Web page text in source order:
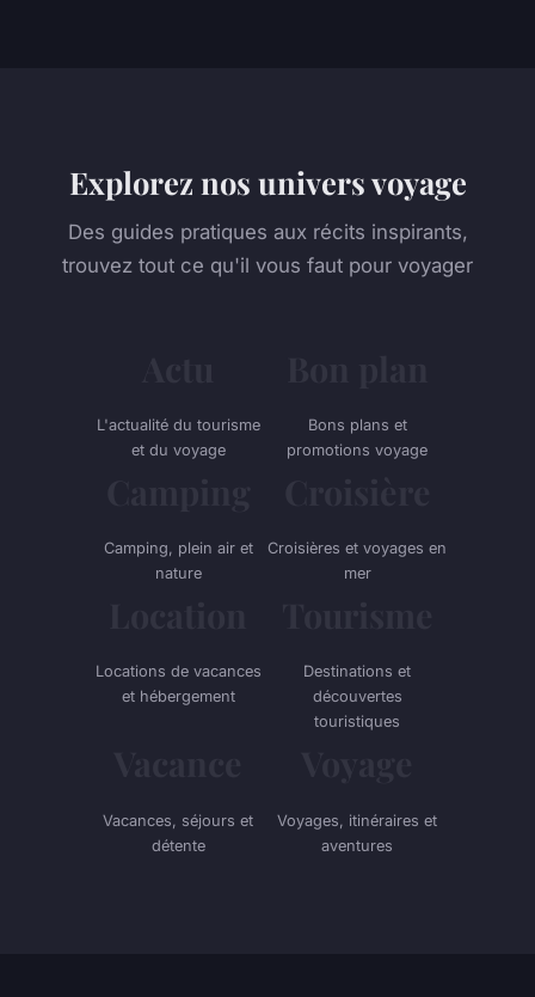
Explorez nos univers voyage
Des guides pratiques aux récits inspirants,
trouvez tout ce qu'il vous faut pour voyager
L'actualité du tourisme
et du voyage
Bons plans et
promotions voyage
Camping, plein air et
nature
Croisières et voyages en
mer
Locations de vacances
et hébergement
Destinations et
découvertes
touristiques
Vacances, séjours et
détente
Voyages, itinéraires et
aventures